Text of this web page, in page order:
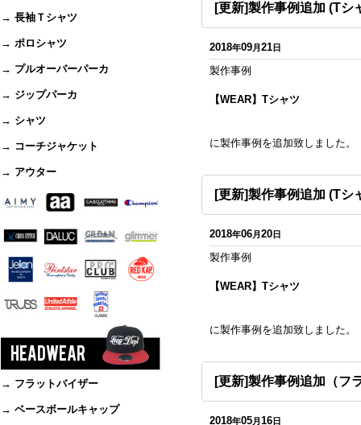
→ 長袖Ｔシャツ
→ ポロシャツ
→ プルオーバーパーカ
→ ジップパーカ
→ シャツ
→ コーチジャケット
→ アウター
→ フラットバイザー
→ ベースボールキャップ
[更新]製作事例追加 (Tシ
2018年09月21日
製作事例
【WEAR】Tシャツ
に製作事例を追加致しました。
[更新]製作事例追加 (Tシ
2018年06月20日
製作事例
【WEAR】Tシャツ
に製作事例を追加致しました。
[更新]製作事例追加（フ
2018年05月16日